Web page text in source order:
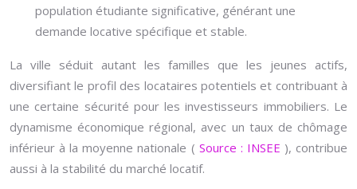
population étudiante significative, générant une
demande locative spécifique et stable.
La ville séduit autant les familles que les jeunes actifs,
diversifiant le profil des locataires potentiels et contribuant à
une certaine sécurité pour les investisseurs immobiliers. Le
dynamisme économique régional, avec un taux de chômage
inférieur à la moyenne nationale ( Source : INSEE ), contribue
aussi à la stabilité du marché locatif.